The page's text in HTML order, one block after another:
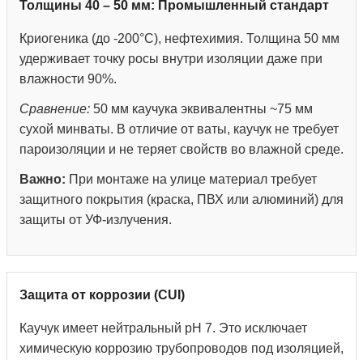
Толщины 40 – 50 мм: Промышленный стандарт
Криогеника (до -200°С), нефтехимия. Толщина 50 мм
удерживает точку росы внутри изоляции даже при
влажности 90%.
Сравнение: 50 мм каучука эквивалентны ~75 мм
сухой минваты. В отличие от ваты, каучук не требует
пароизоляции и не теряет свойств во влажной среде.
Важно: При монтаже на улице материал требует
защитного покрытия (краска, ПВХ или алюминий) для
защиты от УФ-излучения.
Защита от коррозии (CUI)
Каучук имеет нейтральный pH 7. Это исключает
химическую коррозию трубопроводов под изоляцией,